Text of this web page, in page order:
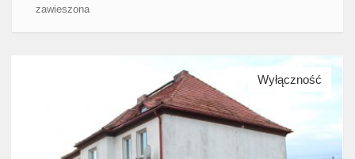
zawieszona
Wyłączność